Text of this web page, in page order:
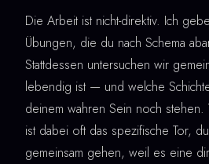
Die Arbeit ist nicht-direktiv. Ich
Übungen, die du nach Schema
Stattdessen untersuchen wir
lebendig ist — und welche
deinem wahren Sein noch stehen.
ist dabei oft das spezifische Tor,
gemeinsam gehen, weil es eine